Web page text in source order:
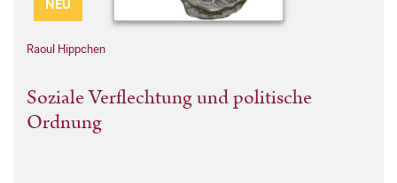
NEU
Raoul Hippchen
Soziale Verflechtung und politische
Ordnung